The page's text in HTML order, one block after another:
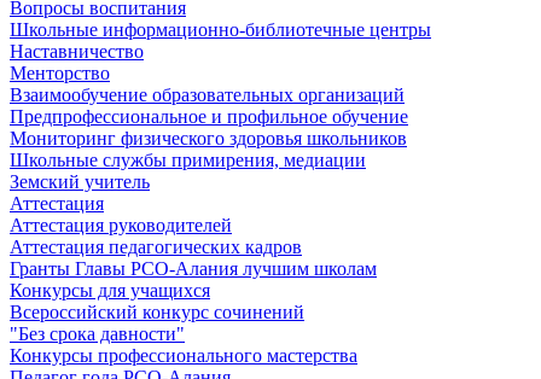
Вопросы воспитания
Школьные информационно-библиотечные центры
Наставничество
Менторство
Взаимообучение образовательных организаций
Предпрофессиональное и профильное обучение
Мониторинг физического здоровья школьников
Школьные службы примирения, медиации
Земский учитель
Аттестация
Аттестация руководителей
Аттестация педагогических кадров
Гранты Главы РСО-Алания лучшим школам
Конкурсы для учащихся
Всероссийский конкурс сочинений
"Без срока давности"
Конкурсы профессионального мастерства